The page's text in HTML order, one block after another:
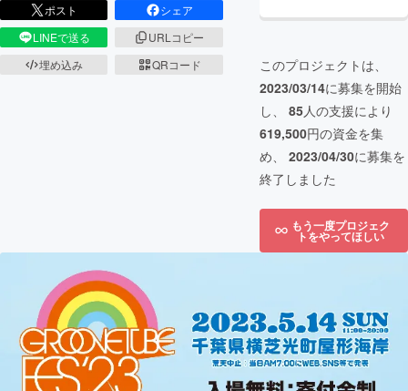
ポスト
シェア
LINEで送る
URLコピー
埋め込み
QRコード
このプロジェクトは、
2023/03/14に募集を開始
し、 85人の支援により
619,500円の資金を集
め、 2023/04/30に募集を
終了しました
もう一度プロジェク
トをやってほしい